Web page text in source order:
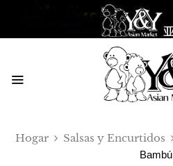
Hogar Salsas y Encurtidos
Bambú